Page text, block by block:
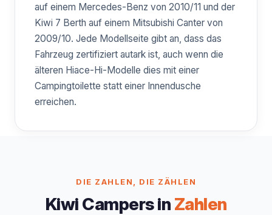
auf einem Mercedes-Benz von 2010/11 und der
Kiwi 7 Berth auf einem Mitsubishi Canter von
2009/10. Jede Modellseite gibt an, dass das
Fahrzeug zertifiziert autark ist, auch wenn die
älteren Hiace-Hi-Modelle dies mit einer
Campingtoilette statt einer Innendusche
erreichen.
DIE ZAHLEN, DIE ZÄHLEN
Kiwi Campers in Zahlen